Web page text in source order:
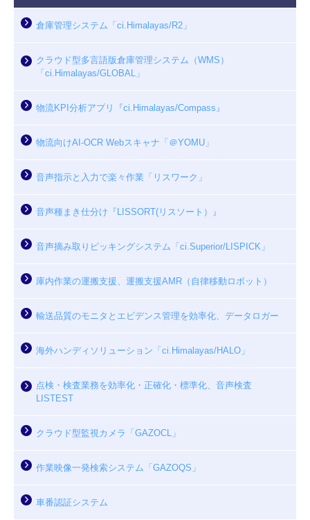
倉庫管理システム「ci.Himalayas/R2」
クラウド型多言語版倉庫管理システム（WMS）
「ci.Himalayas/GLOBAL」
物流KPI分析アプリ『ci.Himalayas/Compass』
物流向けAI-OCR Webスキャナ「＠YOMU」
音声指示と入力で楽々作業「リスワーク」
音声種まき仕分け『LISSORT(リスソート）』
音声摘み取りピッキングシステム「ci.Superior/LISPICK」
庫内作業の運搬支援、運搬支援AMR（自律移動ロボット）
輸送品質のモニタとエビデンス管理を効率化、データロガー
海外ハンディソリューション「ci.Himalayas/HALO」
点検・検査業務を効率化・正確化・標準化、音声検査
LISTEST
クラウド型監視カメラ「GAZOCL」
作業映像一発検索システム「GAZOQS」
車番認証システム